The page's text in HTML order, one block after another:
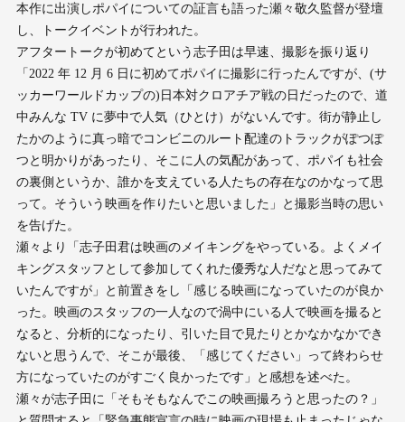
本作に出演しポパイについての証言も語った瀬々敬久監督が登壇
し、トークイベントが行われた。
アフタートークが初めてという志子田は早速、撮影を振り返り
「2022 年 12 月 6 日に初めてポパイに撮影に行ったんですが、(サ
ッカーワールドカップの)日本対クロアチア戦の日だったので、道
中みんな TV に夢中で人気（ひとけ）がないんです。街が静止し
たかのように真っ暗でコンビニのルート配達のトラックがぽつぽ
つと明かりがあったり、そこに人の気配があって、ポパイも社会
の裏側というか、誰かを支えている人たちの存在なのかなって思
って。そういう映画を作りたいと思いました」と撮影当時の思い
を告げた。
瀬々より「志子田君は映画のメイキングをやっている。よくメイ
キングスタッフとして参加してくれた優秀な人だなと思ってみて
いたんですが」と前置きをし「感じる映画になっていたのが良か
った。映画のスタッフの一人なので渦中にいる人で映画を撮ると
なると、分析的になったり、引いた目で見たりとかなかなかでき
ないと思うんで、そこが最後、「感じてください」って終わらせ
方になっていたのがすごく良かったです」と感想を述べた。
瀬々が志子田に「そもそもなんでこの映画撮ろうと思ったの？」